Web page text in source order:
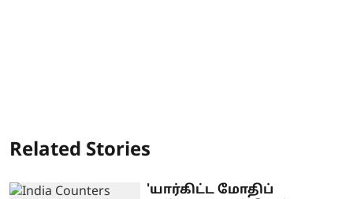
Related Stories
'யார்கிட்ட மோதிப்